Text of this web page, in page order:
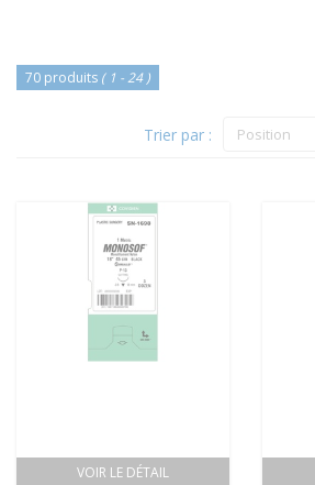
70 produits ( 1 - 24 )
Trier par : Position
VOIR LE DÉTAIL